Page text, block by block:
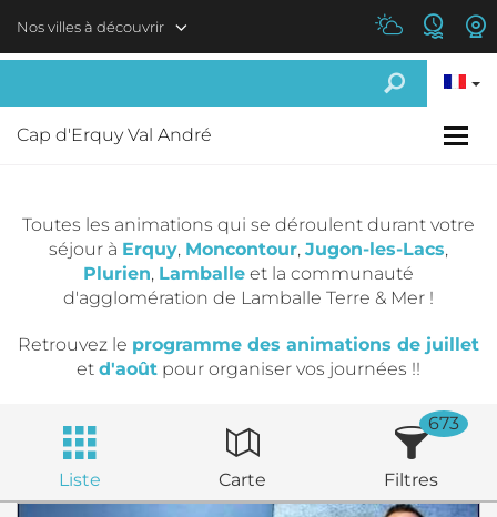
Nos villes à découvrir
Cap d'Erquy Val André
Toutes les animations qui se déroulent durant votre
séjour à Erquy, Moncontour, Jugon-les-Lacs,
Plurien, Lamballe et la communauté
d'agglomération de Lamballe Terre & Mer !
Retrouvez le programme des animations de juillet
et d'août pour organiser vos journées !!
Liste Carte Filtres
673